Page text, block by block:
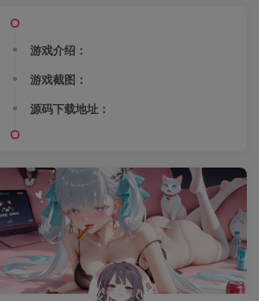
游戏介绍：
游戏截图：
源码下载地址：